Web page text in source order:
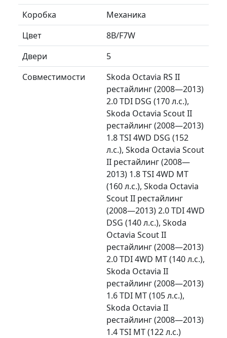
Коробка
Механика
Цвет
8B/F7W
Двери
5
Совместимости
Skoda Octavia RS II
рестайлинг (2008—2013)
2.0 TDI DSG (170 л.с.),
Skoda Octavia Scout II
рестайлинг (2008—2013)
1.8 TSI 4WD DSG (152
л.с.), Skoda Octavia Scout
II рестайлинг (2008—
2013) 1.8 TSI 4WD MT
(160 л.с.), Skoda Octavia
Scout II рестайлинг
(2008—2013) 2.0 TDI 4WD
DSG (140 л.с.), Skoda
Octavia Scout II
рестайлинг (2008—2013)
2.0 TDI 4WD MT (140 л.с.),
Skoda Octavia II
рестайлинг (2008—2013)
1.6 TDI MT (105 л.с.),
Skoda Octavia II
рестайлинг (2008—2013)
1.4 TSI MT (122 л.с.)